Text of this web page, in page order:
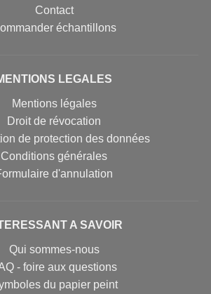
Contact
échantillons
LEGALES
Mentions légales
Droit de révocation
de protection des données
Conditions générales
d'annulation
A SAVOIR
Qui sommes-nous
- foire aux questions
du papier peint